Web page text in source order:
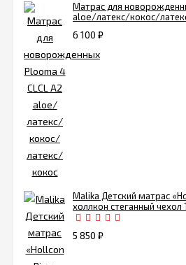
Матрас для
aloe/латекс/кокос/
6 100 ₽
Malika Детский матрас
холлкон стеганный чехол
5 850 ₽